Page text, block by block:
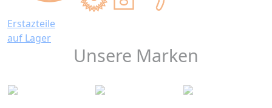
Erstazteile
auf Lager
Unsere Marken